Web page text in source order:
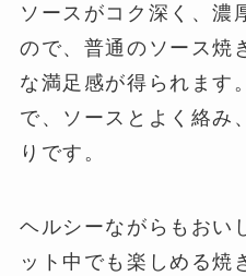
ソースがコク深く、濃
ので、普通のソース焼
な満足感が得られます
で、ソースとよく絡み
りです。
ヘルシーながらもおい
ット中でも楽しめる焼